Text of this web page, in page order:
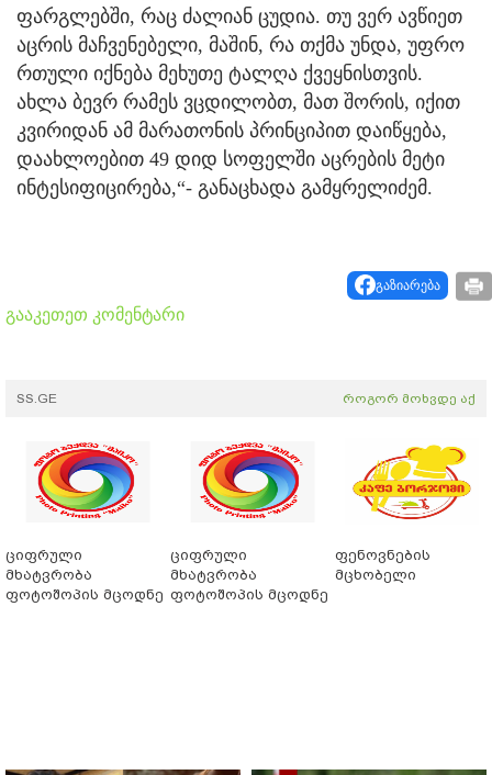
ფარგლებში, რაც ძალიან ცუდია. თუ ვერ ავწიეთ
აცრის მაჩვენებელი, მაშინ, რა თქმა უნდა, უფრო
რთული იქნება მეხუთე ტალღა ქვეყნისთვის.
ახლა ბევრ რამეს ვცდილობთ, მათ შორის, იქით
კვირიდან ამ მარათონის პრინციპით დაიწყება,
დაახლოებით 49 დიდ სოფელში აცრების მეტი
ინტესიფიცირება,“- განაცხადა გამყრელიძემ.
გაზიარება
გააკეთეთ კომენტარი
SS.GE როგორ მოხვდე აქ
ციფრული
მხატვრობა
ფოტოშოპის მცოდნე
ციფრული
მხატვრობა
ფოტოშოპის მცოდნე
ფენოვნების
მცხობელი